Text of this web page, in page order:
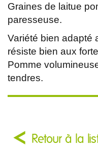
Graines de laitue
paresseuse.
Variété bien adapté
résiste bien aux
Pomme
tendres.
Retour à la